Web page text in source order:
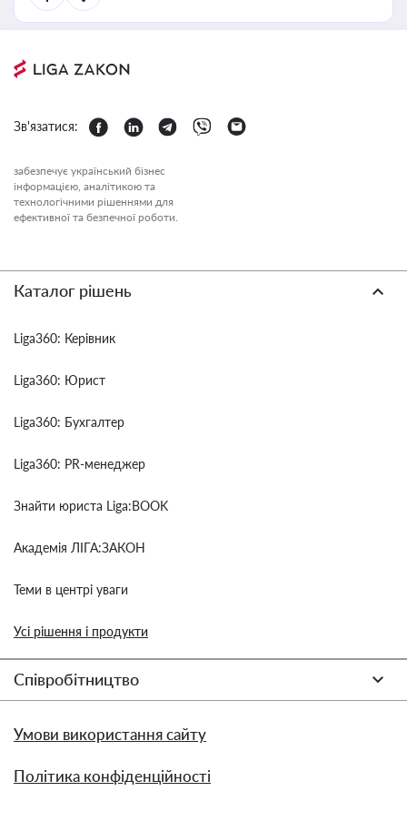
Зв'язатися:
забезпечує український бізнес
інформацією, аналітикою та
технологічними рішеннями для
ефективної та безпечної роботи.
Каталог рішень
Liga360: Керівник
Liga360: Юрист
Liga360: Бухгалтер
Liga360: PR-менеджер
Знайти юриста Liga:BOOK
Академія ЛІГА:ЗАКОН
Теми в центрі уваги
Усі рішення і продукти
Співробітництво
Умови використання сайту
Політика конфіденційності